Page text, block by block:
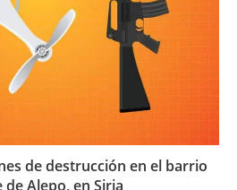
de destrucción en el barrio
de Alepo, en Siria